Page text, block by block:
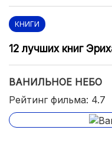
КНИГИ
12 лучших книг
ВАНИЛЬНОЕ НЕБО
Рейтинг фильма: 4.7